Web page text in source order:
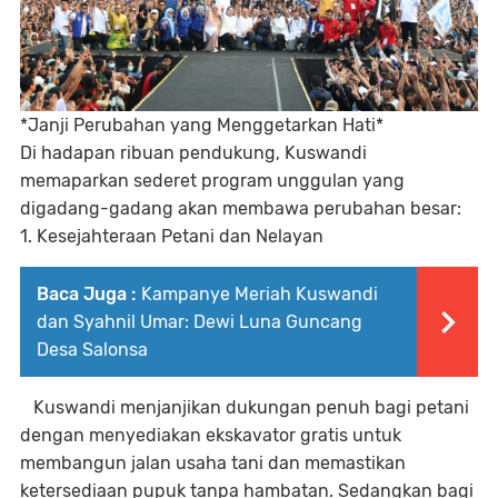
*Janji Perubahan yang Menggetarkan Hati*
Di hadapan ribuan pendukung, Kuswandi
memaparkan sederet program unggulan yang
digadang-gadang akan membawa perubahan besar:
1. Kesejahteraan Petani dan Nelayan
Baca Juga : Kampanye Meriah Kuswandi
dan Syahnil Umar: Dewi Luna Guncang
Desa Salonsa
Kuswandi menjanjikan dukungan penuh bagi petani
dengan menyediakan ekskavator gratis untuk
membangun jalan usaha tani dan memastikan
ketersediaan pupuk tanpa hambatan. Sedangkan bagi